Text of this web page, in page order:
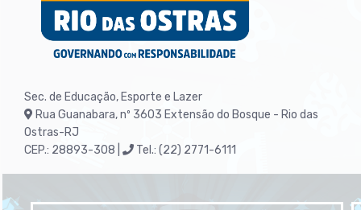
Sec. de Educação, Esporte e Lazer
Rua Guanabara, nº 3603 Extensão do Bosque - Rio das
Ostras-RJ
CEP.: 28893-308 |
Tel.: (22) 2771-6111